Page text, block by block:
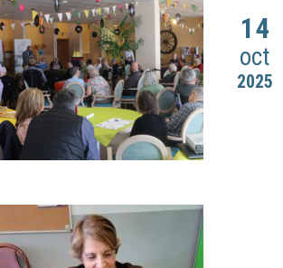
14
oct
2025